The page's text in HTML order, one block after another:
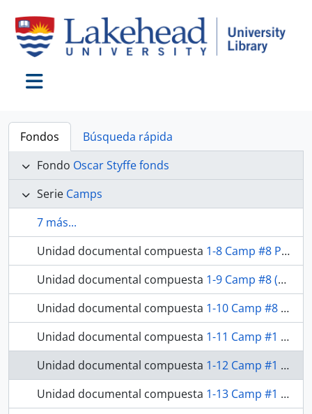
Fondos
Búsqueda rápida
Fondo Oscar Styffe fonds
Serie Camps
7 más...
Unidad documental compuesta 1-8 Camp #8 Payroll Records
Unidad documental compuesta 1-9 Camp #8 (Ancliff) Supply Orders
Unidad documental compuesta 1-10 Camp #8 Ancliff Weekly Work Reports
Unidad documental compuesta 1-11 Camp #1 Supply Orders
Unidad documental compuesta 1-12 Camp #1 (Pigeon River) Payroll Records
Unidad documental compuesta 1-13 Camp #1 (Pigeon River) Work Reports